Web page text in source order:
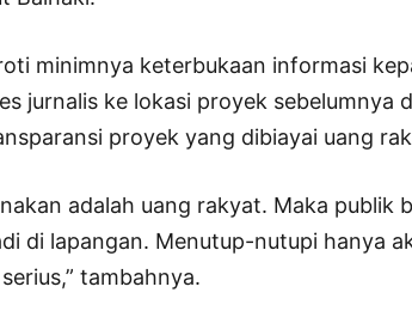
minimnya keterbukaan informasi
jurnalis ke lokasi proyek sebelumnya
proyek yang dibiayai uang
adalah uang rakyat. Maka publik
di lapangan. Menutup-nutupi hanya
tambahnya.